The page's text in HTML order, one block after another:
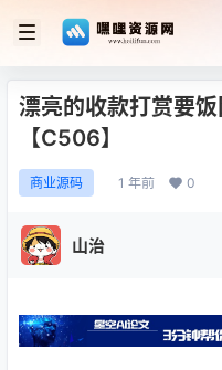
漂亮的收款打赏要
【C506】
商业源码 1 年前 0
山治